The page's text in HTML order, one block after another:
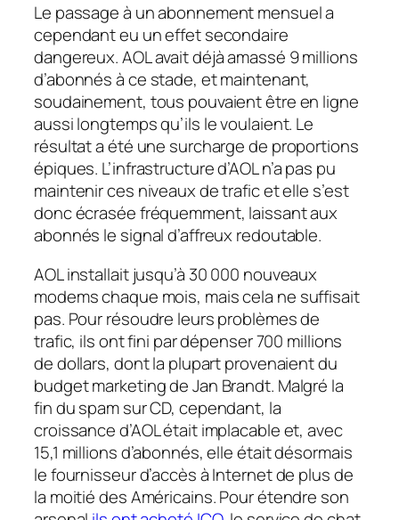
Le passage à un abonnement mensuel a
cependant eu un effet secondaire
dangereux. AOL avait déjà amassé 9 millions
d’abonnés à ce stade, et maintenant,
soudainement, tous pouvaient être en ligne
aussi longtemps qu’ils le voulaient. Le
résultat a été une surcharge de proportions
épiques. L’infrastructure d’AOL n’a pas pu
maintenir ces niveaux de trafic et elle s’est
donc écrasée fréquemment, laissant aux
abonnés le signal d’affreux redoutable.
AOL installait jusqu’à 30 000 nouveaux
modems chaque mois, mais cela ne suffisait
pas. Pour résoudre leurs problèmes de
trafic, ils ont fini par dépenser 700 millions
de dollars, dont la plupart provenaient du
budget marketing de Jan Brandt. Malgré la
fin du spam sur CD, cependant, la
croissance d’AOL était implacable et, avec
15,1 millions d’abonnés, elle était désormais
le fournisseur d’accès à Internet de plus de
la moitié des Américains. Pour étendre son